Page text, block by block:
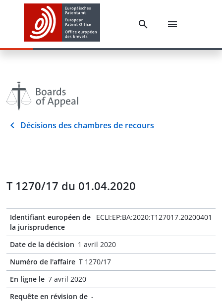
Décisions des chambres de recours
T 1270/17 du 01.04.2020
Identifiant européen de
la jurisprudence
ECLI:EP:BA:2020:T127017.20200401
Date de la décision 1 avril 2020
Numéro de l'affaire T 1270/17
En ligne le 7 avril 2020
Requête en révision de -